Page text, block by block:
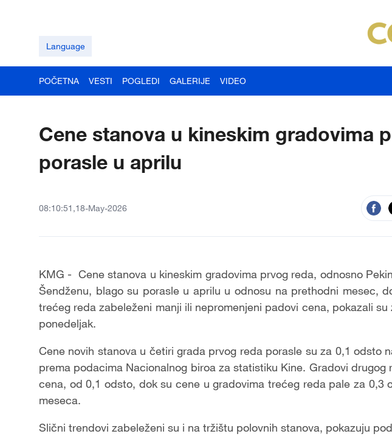
Language
POČETNA VESTI POGLEDI GALERIJE VIDEO
Cene stanova u kineskim gradovima
porasle u aprilu
08:10:51,18-May-2026
KMG - Cene stanova u kineskim gradovima prvog reda, odnosno
Šendženu, blago su porasle u aprilu u odnosu na prethodni mesec,
trećeg reda zabeleženi manji ili nepromenjeni padovi cena, pokazali
ponedeljak.
Cene novih stanova u četiri grada prvog reda porasle su za 0,1 odsto
prema podacima Nacionalnog biroa za statistiku Kine. Gradovi drugog
cena, od 0,1 odsto, dok su cene u gradovima trećeg reda pale za 0,3
meseca.
Slični trendovi zabeleženi su i na tržištu polovnih stanova, pokazuju